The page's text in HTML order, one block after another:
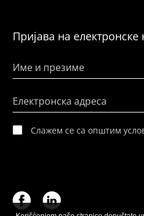
Пријава на електронске
Име и презиме
Електронска адреса
Слажем се са општим